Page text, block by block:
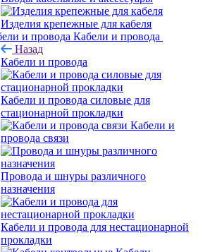
Изделия крепежные для кабеля
Кабели и провода
Назад
Кабели и провода
Кабели и провода силовые для
стационарной прокладки
Кабели и
провода связи
Провода и шнуры различного
назначения
Кабели и провода для нестационарной
прокладки